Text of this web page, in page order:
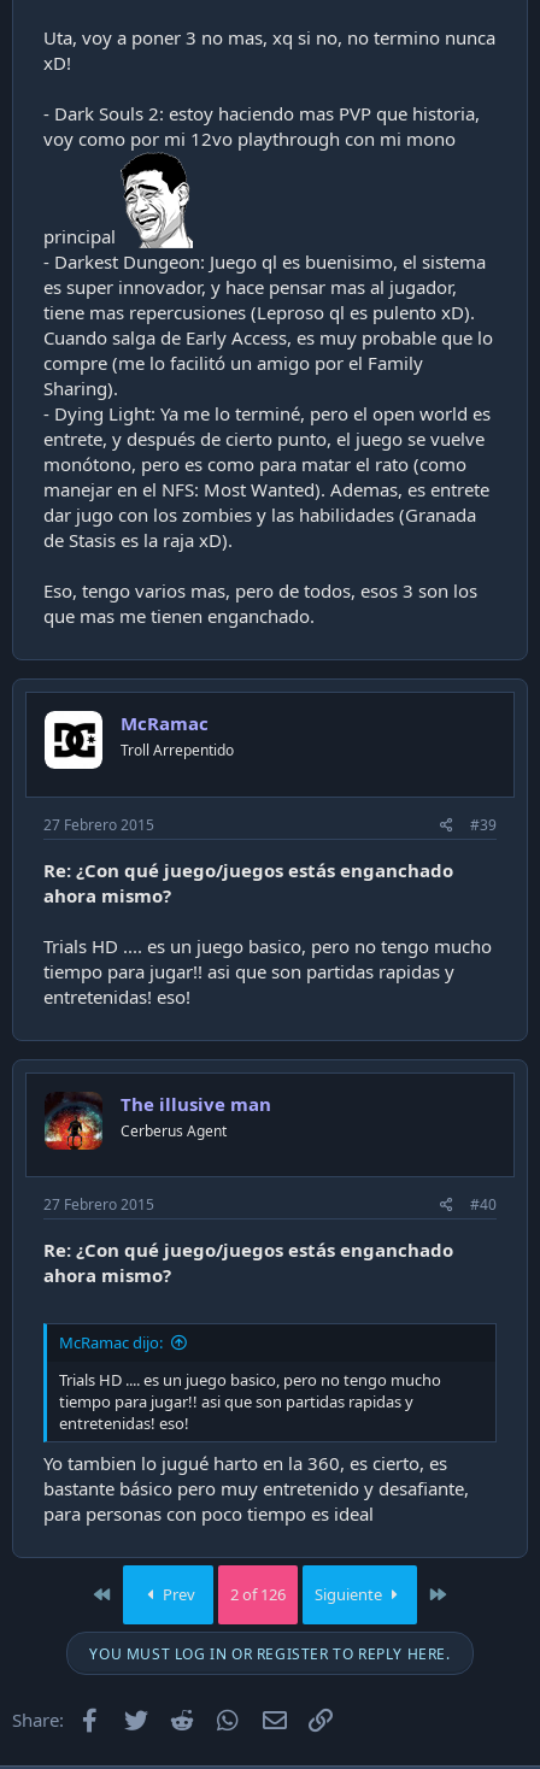
Uta, voy a poner 3 no mas, xq si no, no termino nunca
xD!
- Dark Souls 2: estoy haciendo mas PVP que historia,
voy como por mi 12vo playthrough con mi mono
principal
- Darkest Dungeon: Juego ql es buenisimo, el sistema
es super innovador, y hace pensar mas al jugador,
tiene mas repercusiones (Leproso ql es pulento xD).
Cuando salga de Early Access, es muy probable que lo
compre (me lo facilitó un amigo por el Family
Sharing).
- Dying Light: Ya me lo terminé, pero el open world es
entrete, y después de cierto punto, el juego se vuelve
monótono, pero es como para matar el rato (como
manejar en el NFS: Most Wanted). Ademas, es entrete
dar jugo con los zombies y las habilidades (Granada
de Stasis es la raja xD).
Eso, tengo varios mas, pero de todos, esos 3 son los
que mas me tienen enganchado.
McRamac
Troll Arrepentido
27 Febrero 2015 #39
Re: ¿Con qué juego/juegos estás enganchado
ahora mismo?
Trials HD .... es un juego basico, pero no tengo mucho
tiempo para jugar!! asi que son partidas rapidas y
entretenidas! eso!
The illusive man
Cerberus Agent
27 Febrero 2015 #40
Re: ¿Con qué juego/juegos estás enganchado
ahora mismo?
McRamac dijo:
Trials HD .... es un juego basico, pero no tengo mucho
tiempo para jugar!! asi que son partidas rapidas y
entretenidas! eso!
Yo tambien lo jugué harto en la 360, es cierto, es
bastante básico pero muy entretenido y desafiante,
para personas con poco tiempo es ideal
First Prev 2 of 126 Siguiente
YOU MUST LOG IN OR REGISTER TO REPLY HERE.
Share: Facebook
Twitter Reddit WhatsApp
Email